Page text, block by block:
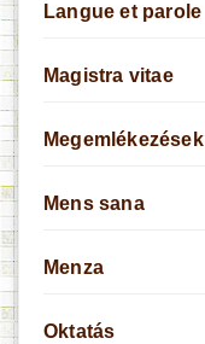
Langue et parole
Magistra vitae
Megemlékezések
Mens sana
Menza
Oktatás